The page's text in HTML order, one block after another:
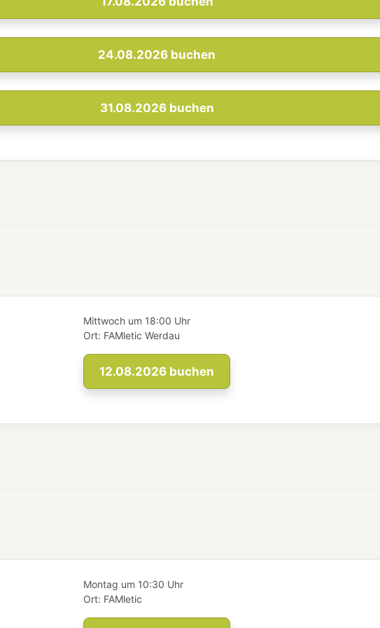
24.08.2026 buchen
31.08.2026buchen
Mittwoch um 18:00 Uhr
Ort: FAMletic Werdau
12.08.2026 buchen
Montag um 10:30 Uhr
Ort: FAMletic